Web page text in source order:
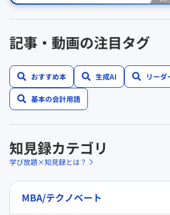
記事・動画の注目タグ
おすすめ本 生成AI リーダ
基本の会計用語
知見録カテゴリ
学び放題×知見録とは？
MBA/テクノベート